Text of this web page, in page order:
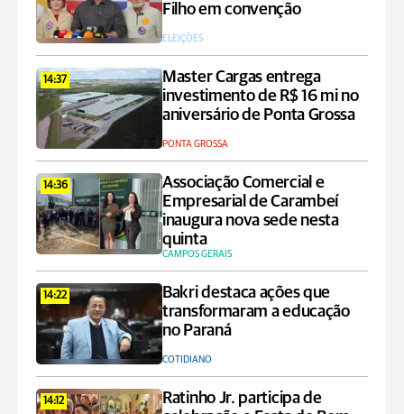
Filho em convenção
ELEIÇÕES
14:37
Master Cargas entrega
investimento de R$ 16 mi no
aniversário de Ponta Grossa
PONTA GROSSA
14:36
Associação Comercial e
Empresarial de Carambeí
inaugura nova sede nesta
quinta
CAMPOS GERAIS
14:22
Bakri destaca ações que
transformaram a educação
no Paraná
COTIDIANO
14:12
Ratinho Jr. participa de